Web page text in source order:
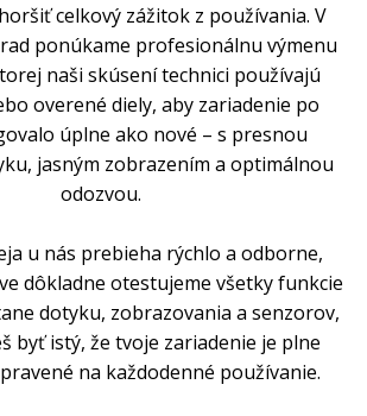
celkový zážitok z používania. V
ponúkame profesionálnu výmenu
naši skúsení technici používajú
overené diely, aby zariadenie po
úplne ako nové – s presnou
jasným zobrazením a optimálnou
odozvou.
u nás prebieha rýchlo a odborne,
dôkladne otestujeme všetky funkcie
dotyku, zobrazovania a senzorov,
byť istý, že tvoje zariadenie je plne
na každodenné používanie.